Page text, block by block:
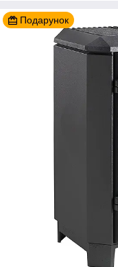
Подарунок